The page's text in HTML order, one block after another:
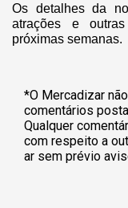
Os detalhes da
atrações e
próximas semanas.
*O Mercadizar
comentários
Qualquer
com respeito a
ar sem prévio